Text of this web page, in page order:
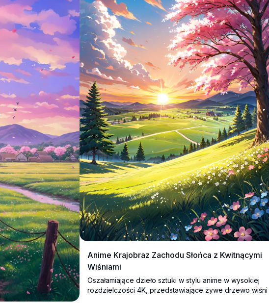
Anime Krajobraz Zachodu Słońca z Kwitnącymi
Wiśniami
Oszałamiające dzieło sztuki w stylu anime w wysokiej
rozdzielczości 4K, przedstawiające żywe drzewo wiśni